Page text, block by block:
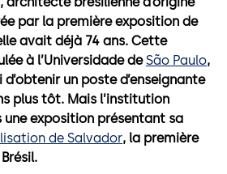
par la première exposition de
avait déjà 74 ans. Cette
à l’Universidade de São Paulo,
un poste d’enseignante
plus tôt. Mais l’institution
exposition présentant sa
de Salvador, la première